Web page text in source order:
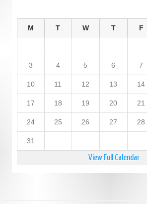
M T W T F
3 4 5 6 7
10 11 12 13 14
17 18 19 20 21
24 25 26 27 28
31
View Full Calendar